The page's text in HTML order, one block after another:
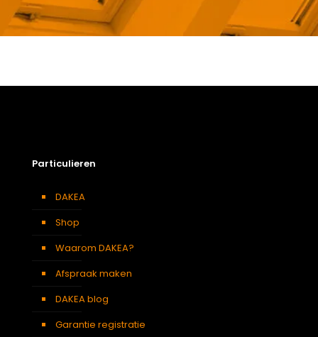
Soort kamer
Particulieren
DAKEA
Shop
Waarom DAKEA?
Afspraak maken
DAKEA blog
Garantie registratie